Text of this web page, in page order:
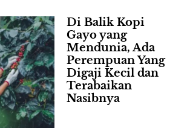
Di Balik Kopi
Gayo yang
Mendunia, Ada
Perempuan Yang
Digaji Kecil dan
Terabaikan
Nasibnya